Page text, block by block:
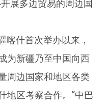
展多边贸易的周边国
什首次举办以来，
为新疆乃至中国向西
周边国家和地区各类
地区考察合作。“中巴